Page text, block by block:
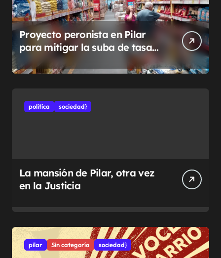
Proyecto peronista en Pilar
para mitigar la suba de tasas
municipales
politíca sociedad}
La mansión de Pilar, otra vez
en la Justicia
pilar Sin categoría sociedad}